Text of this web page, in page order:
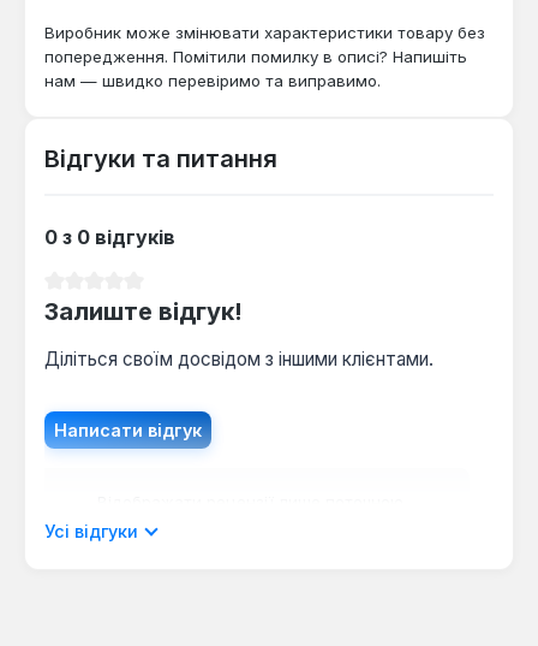
висока потужність та надійний захист від коливань
напруги.
Виробник може змінювати характеристики товару без
попередження. Помітили помилку в описі? Напишіть
нам — швидко перевіримо та виправимо.
Відгуки та питання
0 з 0 відгуків
Залиште відгук!
Діліться своїм досвідом з іншими клієнтами.
Написати відгук
мовою.
Усі відгуки